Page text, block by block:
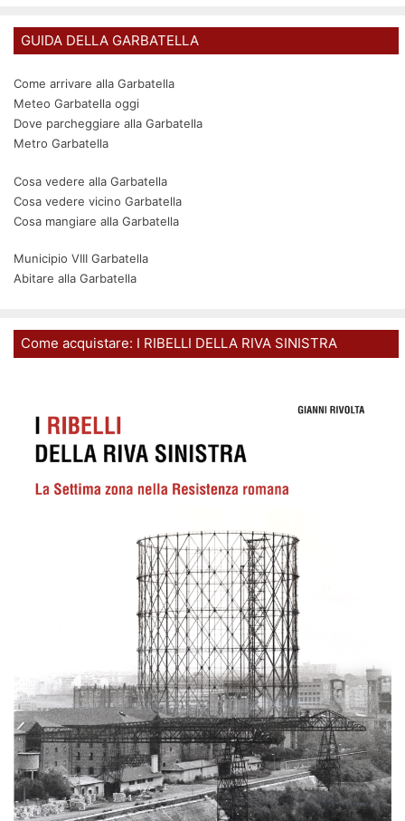
GUIDA DELLA GARBATELLA
Come arrivare alla Garbatella
Meteo Garbatella oggi
Dove parcheggiare alla Garbatella
Metro Garbatella
Cosa vedere alla Garbatella
Cosa vedere vicino Garbatella
Cosa mangiare alla Garbatella
Municipio VIII Garbatella
Abitare alla Garbatella
Come acquistare: I RIBELLI DELLA RIVA SINISTRA